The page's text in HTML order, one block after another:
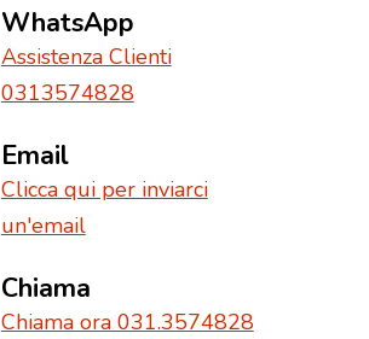
WhatsApp
Assistenza Clienti
0313574828
Email
Clicca qui per inviarci
un'email
Chiama
Chiama ora 031.3574828